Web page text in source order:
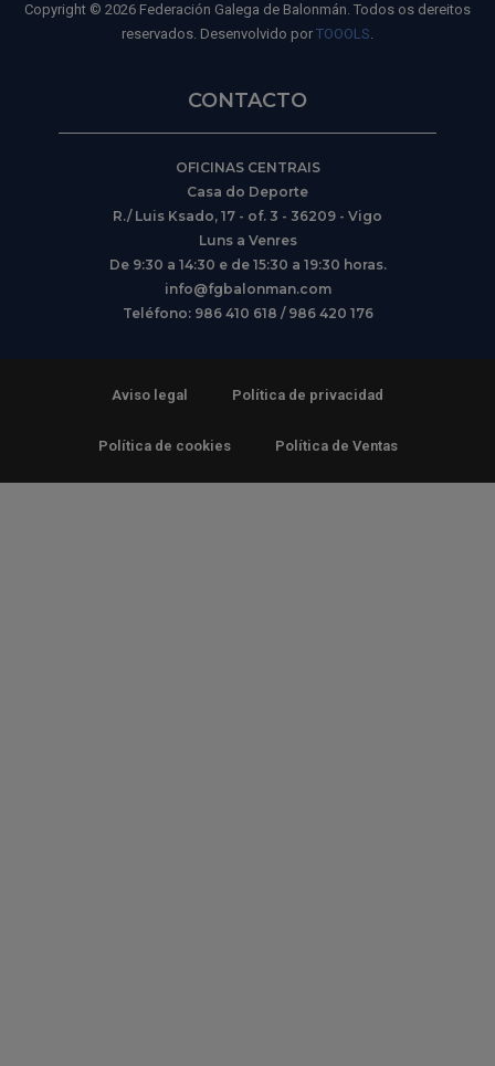
Copyright © 2026 Federación Galega de Balonmán. Todos os dereitos
reservados. Desenvolvido por TOOOLS.
CONTACTO
OFICINAS CENTRAIS
Casa do Deporte
R./ Luis Ksado, 17 - of. 3 - 36209 - Vigo
Luns a Venres
De 9:30 a 14:30 e de 15:30 a 19:30 horas.
info@fgbalonman.com
Teléfono: 986 410 618 / 986 420 176
Aviso legal Política de privacidad
Política de cookies Política de Ventas